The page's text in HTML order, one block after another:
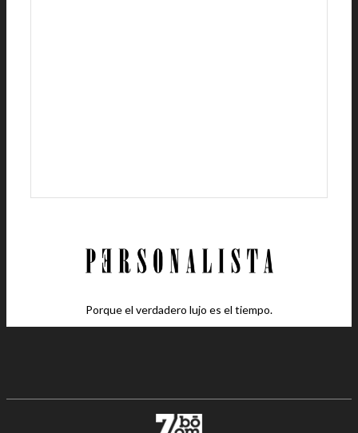
Porque el verdadero lujo es el tiempo.